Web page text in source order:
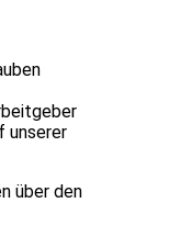
unserer
über den